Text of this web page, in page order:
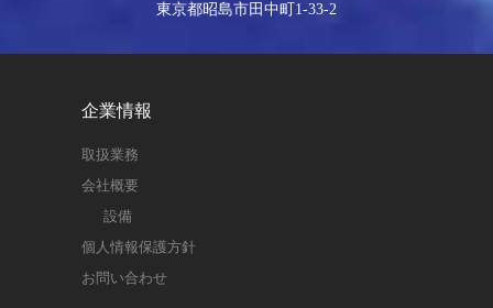
東京都昭島市田中町1-33-2
企業情報
取扱業務
会社概要
設備
個人情報保護方針
お問い合わせ